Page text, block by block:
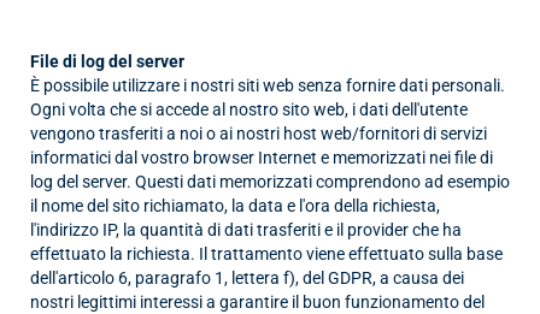
File di log del server
È possibile utilizzare i nostri siti web senza fornire dati personali.
Ogni volta che si accede al nostro sito web, i dati dell'utente
vengono trasferiti a noi o ai nostri host web/fornitori di servizi
informatici dal vostro browser Internet e memorizzati nei file di
log del server. Questi dati memorizzati comprendono ad esempio
il nome del sito richiamato, la data e l'ora della richiesta,
l'indirizzo IP, la quantità di dati trasferiti e il provider che ha
effettuato la richiesta. Il trattamento viene effettuato sulla base
dell'articolo 6, paragrafo 1, lettera f), del GDPR, a causa dei
nostri legittimi interessi a garantire il buon funzionamento del